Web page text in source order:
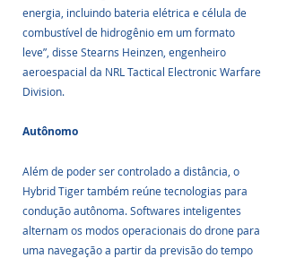
energia, incluindo bateria elétrica e célula de
combustível de hidrogênio em um formato
leve”, disse Stearns Heinzen, engenheiro
aeroespacial da NRL Tactical Electronic Warfare
Division.
Autônomo
Além de poder ser controlado a distância, o
Hybrid Tiger também reúne tecnologias para
condução autônoma. Softwares inteligentes
alternam os modos operacionais do drone para
uma navegação a partir da previsão do tempo